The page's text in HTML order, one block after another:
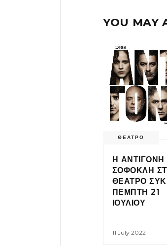
YOU MAY
ΘΕΑΤΡΟ
Η ΑΝΤΙΓΟΝΗ
ΣΟΦΟΚΛΗ
ΘΕΑΤΡΟ
ΠΕΜΠΤΗ 21
ΙΟΥΛΙΟΥ
11 July 2022